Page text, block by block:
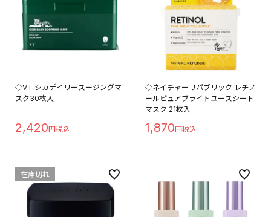
◇VT シカデイリースージングマ
スク30枚入
2,420
◇ネイチャーリパブリック レチノ
ールピュアブライトユースシート
マスク 21枚入
1,870
在庫切れ